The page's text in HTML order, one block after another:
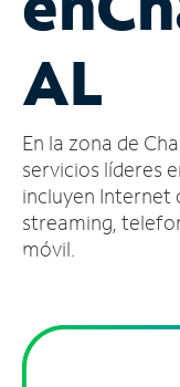
cuenta
Encuentra
tienda
AL
En la zona de
servicios líderes
incluyen Internet
streaming,
móvil.